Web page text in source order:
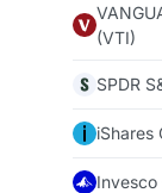
(VTI)
SPDR
iShares
Invesco